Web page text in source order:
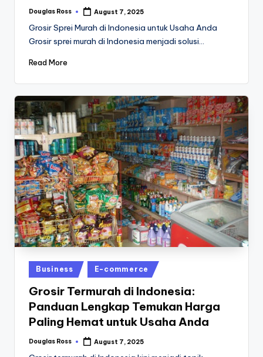
Posted
Douglas Ross August 7, 2025
Grosir Sprei Murah di Indonesia untuk Usaha Anda
Grosir sprei murah di Indonesia menjadi solusi…
Read More
Posted
in
Business E-commerce
Grosir Termurah di Indonesia:
Panduan Lengkap Temukan Harga
Paling Hemat untuk Usaha Anda
Posted
Douglas Ross August 7, 2025